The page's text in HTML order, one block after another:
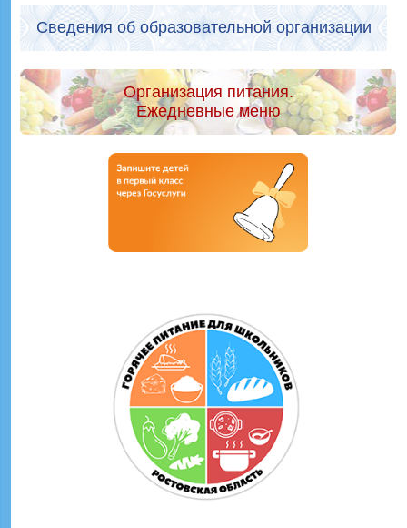
Сведения об образовательной организации
Организация питания.
Ежедневные меню